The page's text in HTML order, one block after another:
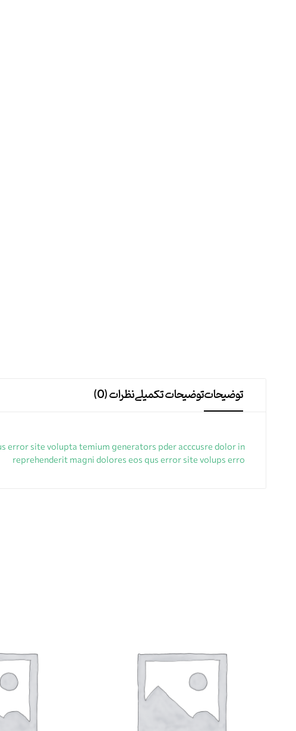
توضیحاتتوضیحات تکمیلینظرات (0)
error site volupta temium generators pder acccusre dolor in
reprehenderit magni dolores eos qus error site volups erro